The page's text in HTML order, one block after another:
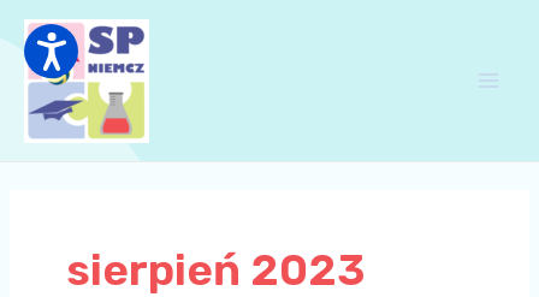
content
sierpień 2023